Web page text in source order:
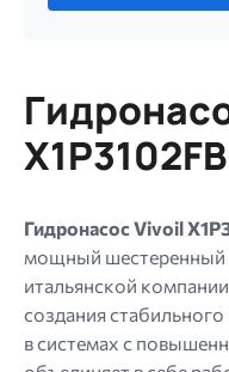
МБ.
Допустимые
типы:
jpg
jpeg
png.
Гидронасос Vivoil
мощный шестеренный
итальянской
создания
в системах с